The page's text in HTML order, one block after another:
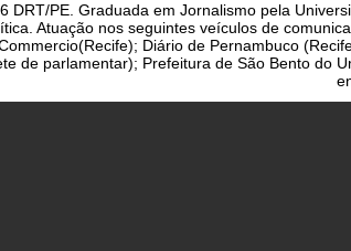
DRT/PE. Graduada em Jornalismo pela
Atuação nos seguintes veículos de
Diário de Pernambuco
de parlamentar); Prefeitura de São Bento do